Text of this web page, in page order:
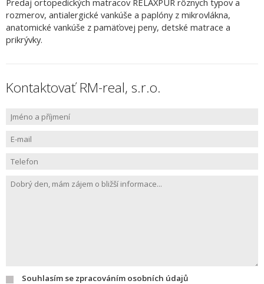
Predaj ortopedických matracov RELAXPUR rôznych typov a
rozmerov, antialergické vankúše a paplóny z mikrovlákna,
anatomické vankúše z pamäťovej peny, detské matrace a
prikrývky.
Kontaktovať RM-real, s.r.o.
Souhlasím se zpracováním osobních údajů